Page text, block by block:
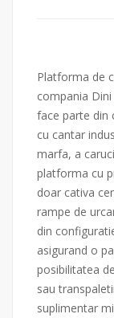
Platforma de
compania
face parte din
cu cantar
marfa, a
platforma cu
doar cativa
rampe de
din
asigurand o
posibilitatea
sau
suplimentar